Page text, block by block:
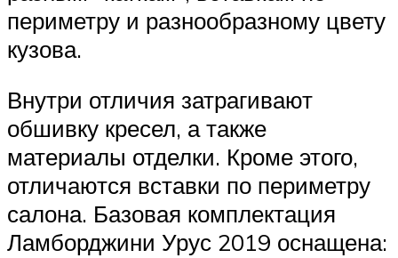
периметру и разнообразному цвету
кузова.
Внутри отличия затрагивают
обшивку кресел, а также
материалы отделки. Кроме этого,
отличаются вставки по периметру
салона. Базовая комплектация
Ламборджини Урус 2019 оснащена: